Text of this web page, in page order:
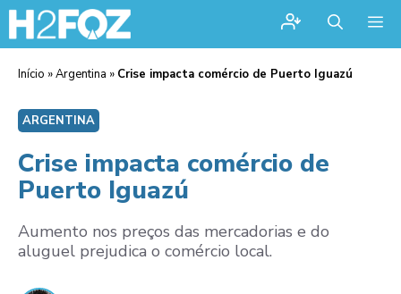
Início »Argentina » Crise impacta comércio de Puerto Iguazú
ARGENTINA
Crise impacta comércio de
Puerto Iguazú
Aumento nos preços das mercadorias e do
aluguel prejudica o comércio local.